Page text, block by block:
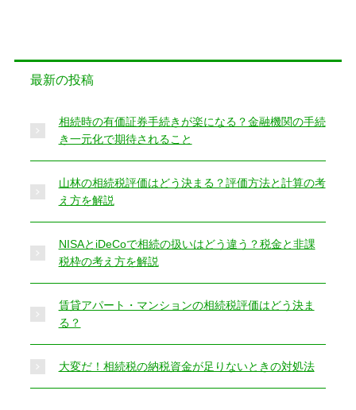
最新の投稿
相続時の有価証券手続きが楽になる？金融機関の手続
き一元化で期待されること
山林の相続税評価はどう決まる？評価方法と計算の考
え方を解説
NISAとiDeCoで相続の扱いはどう違う？税金と非課
税枠の考え方を解説
賃貸アパート・マンションの相続税評価はどう決ま
る？
大変だ！相続税の納税資金が足りないときの対処法